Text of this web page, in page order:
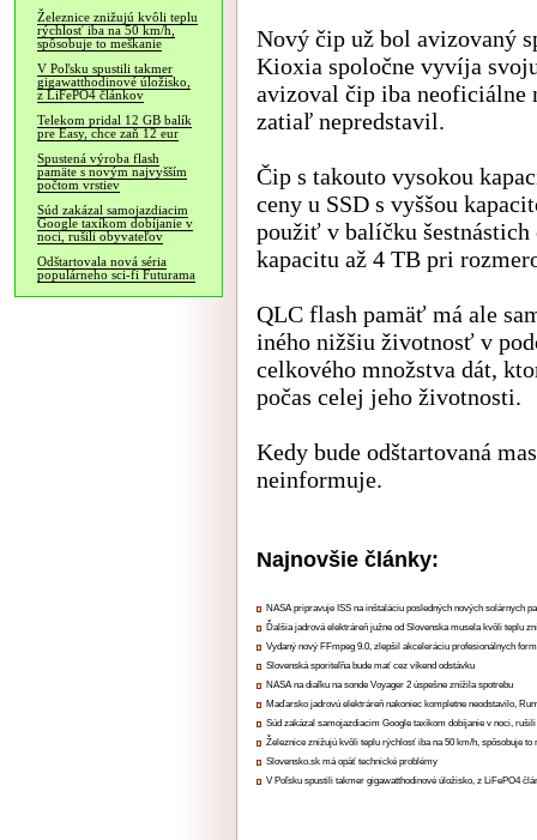
Železnice znižujú kvôli teplu
rýchlosť iba na 50 km/h,
spôsobuje to meškanie
V Poľsku spustili takmer
gigawatthodinové úložisko,
z LiFePO4 článkov
Telekom pridal 12 GB balík
pre Easy, chce zaň 12 eur
Spustená výroba flash
pamäte s novým najvyšším
počtom vrstiev
Súd zakázal samojazdiacim
Google taxíkom dobíjanie v
noci, rušili obyvateľov
Odštartovala nová séria
populárneho sci-fi Futurama
Nový čip už bol avizovaný
Kioxia spoločne vyvíja
avizoval čip iba neoficiálne
zatiaľ nepredstavil.
Čip s takouto vysokou
ceny u SSD s vyššou
použiť v balíčku
kapacitu až 4 TB pri
QLC flash pamäť má ale
iného nižšiu životnosť v
celkového množstva dát,
počas celej jeho životnosti.
Kedy bude odštartovaná
neinformuje.
Najnovšie články:
NASA pripravuje ISS na inštaláciu posledných nových solárnych
Ďalšia jadrová elektráreň južne od Slovenska musela kvôli teplu
Vydaný nový FFmpeg 9.0, zlepšil akceleráciu profesionálnych
Slovenská sporiteľňa bude mať cez víkend odstávku
NASA na diaľku na sonde Voyager 2 úspešne znížila spotrebu
Maďarsko jadrovú elektráreň nakoniec kompletne neodstavilo,
Súd zakázal samojazdiacim Google taxíkom dobíjanie v noci,
Železnice znižujú kvôli teplu rýchlosť iba na 50 km/h, spôsobuje to
Slovensko.sk má opäť technické problémy
V Poľsku spustili takmer gigawatthodinové úložisko, z LiFePO4